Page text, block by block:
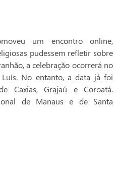
um encontro online,
pudessem refletir sobre
a celebração ocorrerá no
No entanto, a data já foi
Caxias, Grajaú e Coroatá.
de Manaus e de Santa